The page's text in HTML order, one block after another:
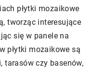
płytki mozaikowe
tworząc interesujące
się w panele na
płytki mozaikowe są
tarasów czy basenów,